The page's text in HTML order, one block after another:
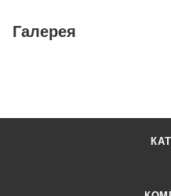
Галерея